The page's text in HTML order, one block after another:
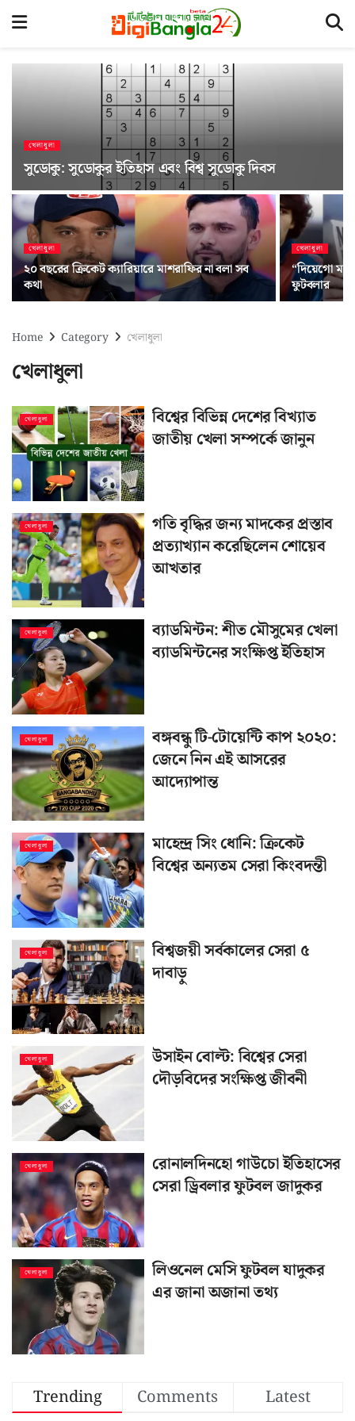
খেলাধুলা
সুডোকু: সুডোকুর ইতিহাস এবং বিশ্ব সুডোকু দিবস
খেলাধুলা
২০ বছরের ক্রিকেট ক্যারিয়ারে মাশরাফির না বলা সব
কথা
খেলাধুলা
“দিয়েগো
ফুটবলার
Home Category খেলাধুলা
খেলাধুলা
খেলাধুলা
বিশ্বের বিভিন্ন দেশের বিখ্যাত
জাতীয় খেলা সম্পর্কে জানুন
খেলাধুলা
গতি বৃদ্ধির জন্য মাদকের প্রস্তাব
প্রত্যাখ্যান করেছিলেন শোয়েব
আখতার
খেলাধুলা
ব্যাডমিন্টন: শীত মৌসুমের খেলা
ব্যাডমিন্টনের সংক্ষিপ্ত ইতিহাস
খেলাধুলা
বঙ্গবন্ধু টি-টোয়েন্টি কাপ ২০২০:
জেনে নিন এই আসরের
আদ্যোপান্ত
খেলাধুলা
মাহেন্দ্র সিং ধোনি: ক্রিকেট
বিশ্বের অন্যতম সেরা কিংবদন্তী
খেলাধুলা
বিশ্বজয়ী সর্বকালের সেরা ৫
দাবাড়ু
খেলাধুলা
উসাইন বোল্ট: বিশ্বের সেরা
দৌড়বিদের সংক্ষিপ্ত জীবনী
খেলাধুলা
রোনালদিনহো গাউচো ইতিহাসের
সেরা ড্রিবলার ফুটবল জাদুকর
খেলাধুলা
লিওনেল মেসি ফুটবল যাদুকর
এর জানা অজানা তথ্য
Trending Comments Latest